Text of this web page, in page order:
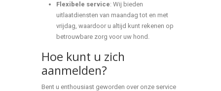
Flexibele service: Wij bieden
uitlaatdiensten van maandag tot en met
vrijdag, waardoor u altijd kunt rekenen op
betrouwbare zorg voor uw hond.
Hoe kunt u zich
aanmelden?
Bent u enthousiast geworden over onze service